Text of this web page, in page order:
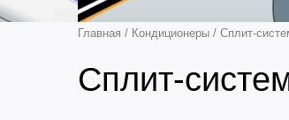
Главная / Кондиционеры / Сплит-
Сплит-